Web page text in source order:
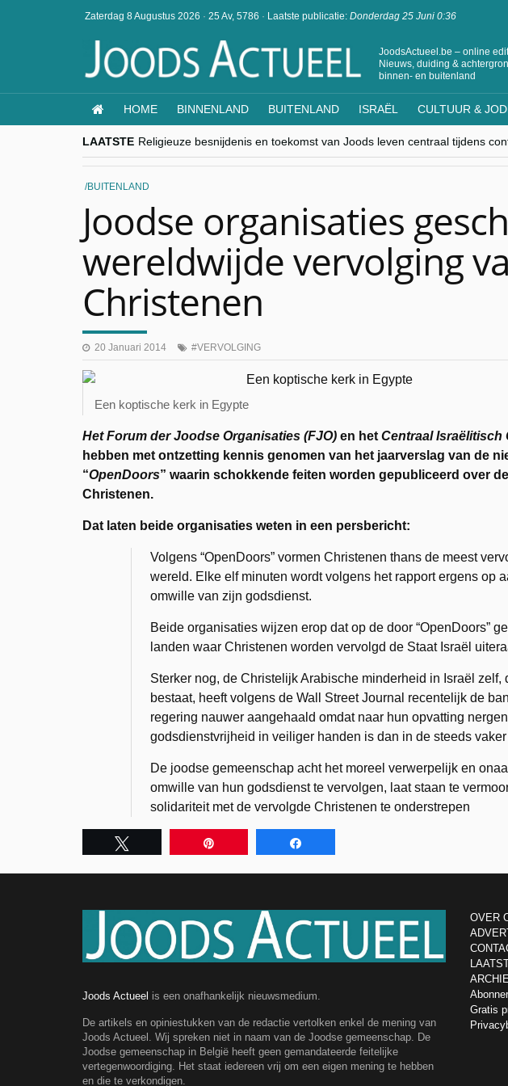
Zaterdag 8 Augustus 2026 · 25 Av, 5786 · Laatste publicatie: Donderdag 25 Juni 0:36
JoodsActueel.be – online
Nieuws, duiding &
binnen- en buitenland
HOME BINNENLAND BUITENLAND ISRAËL CULTUUR &
LAATSTE Religieuze besnijdenis en toekomst van Joods leven centraal tijdens
“Besnijdenisdebat toont hoe moeilijk seculiere Westen minderheden
CITYTRIP | ROEMENIË – Boekarest: de verrassing van Oost-Europa
“Vandaag zit elke Jood in België op de beklaagdenbank”
BUITENLAND
Joodse organisaties
wereldwijde vervolging
Christenen
20 Januari 2014 VERVOLGING
Een koptische kerk in Egypte
Het Forum der Joodse Organisaties (FJO) en het Centraal Israëlitisch
hebben met ontzetting kennis genomen van het jaarverslag van de
“OpenDoors” waarin schokkende feiten worden gepubliceerd over
Christenen.
Dat laten beide organisaties weten in een persbericht:
Volgens “OpenDoors” vormen Christenen thans de meest
wereld. Elke elf minuten wordt volgens het rapport ergens op
omwille van zijn godsdienst.
Beide organisaties wijzen erop dat op de door “OpenDoors”
landen waar Christenen worden vervolgd de Staat Israël
Sterker nog, de Christelijk Arabische minderheid in Israël
bestaat, heeft volgens de Wall Street Journal recentelijk de
regering nauwer aangehaald omdat naar hun opvatting
godsdienstvrijheid in veiliger handen is dan in de steeds
De joodse gemeenschap acht het moreel verwerpelijk en
omwille van hun godsdienst te vervolgen, laat staan te
solidariteit met de vervolgde Christenen te onderstrepen
Joods Actueel is een onafhankelijk nieuwsmedium.
De artikels en opiniestukken van de redactie vertolken enkel de mening van
Joods Actueel. Wij spreken niet in naam van de Joodse gemeenschap. De
Joodse gemeenschap in België heeft geen gemandateerde feitelijke
vertegenwoordiging. Het staat iedereen vrij om een eigen mening te hebben
en die te verkondigen.
OVER
Gratis